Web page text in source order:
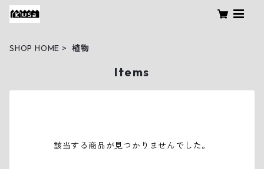
SHOP HOME 植物
Items
該当する商品が見つかりませんでした。